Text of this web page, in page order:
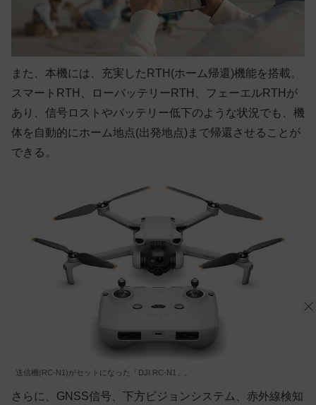
また、本機には、充実したRTH(ホーム帰還)機能を搭載。
スマートRTH、ローバッテリーRTH、フェーエルRTHが
あり、信号ロストやバッテリー低下のような状況でも、機
体を自動的にホーム地点(出発地点)まで帰還させることが
できる。
送信機(RC-N1)がセットになった「DJI RC-N1」。
さらに、GNSS信号、下方ビジョンシステム、赤外線検知